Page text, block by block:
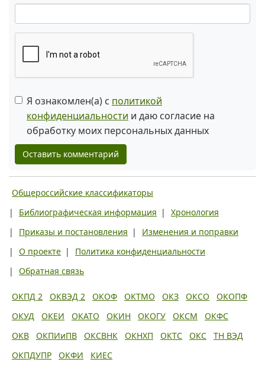
Я ознакомлен(а) с политикой
конфиденциальности и даю согласие на
обработку моих персональных данных
Оставить комментарий
Общероссийские классификаторы
|
Библиографическая информация |
Хронология
|
Приказы и постановления |
Изменения и поправки
|
О проекте |
Политика конфиденциальности
|
Обратная связь
ОКПД 2 ОКВЭД 2 ОКОФ ОКТМО ОКЗ ОКСО
ОКОПФ
ОКУД
ОКЕИ ОКАТО ОКИН ОКОГУ ОКСМ
ОКФС
ОКВ
ОКПИиПВ ОКСВНК ОКНХП ОКТС ОКС
ТН ВЭД
ОКПДУПР
ОКФИ
КИЕС